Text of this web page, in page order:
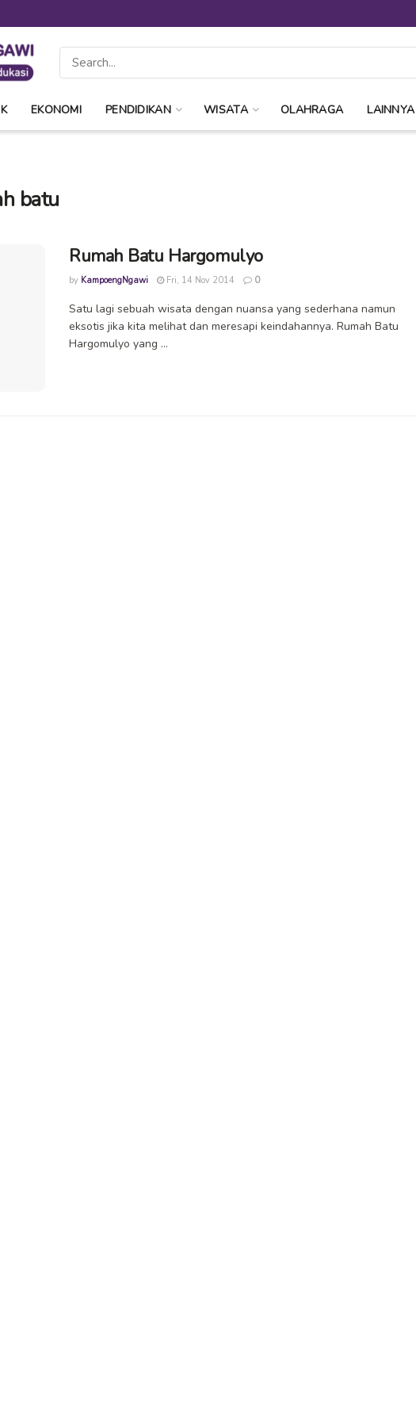
EKONOMI PENDIDIKAN WISATA OLAHRAGA LAINNYA
batu
Rumah Batu Hargomulyo
by KampoengNgawi Fri, 14 Nov 2014 0
Satu lagi sebuah wisata dengan nuansa yang sederhana namun
eksotis jika kita melihat dan meresapi keindahannya. Rumah Batu
Hargomulyo yang ...